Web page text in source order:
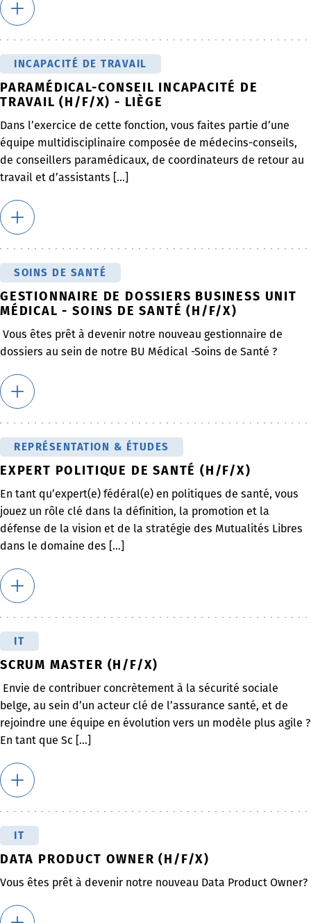
INCAPACITÉ DE TRAVAIL
PARAMÉDICAL-CONSEIL INCAPACITÉ DE
TRAVAIL (H/F/X) - LIÈGE
Dans l’exercice de cette fonction, vous faites partie d’une
équipe multidisciplinaire composée de médecins-conseils,
de conseillers paramédicaux, de coordinateurs de retour au
travail et d’assistants [...]
SOINS DE SANTÉ
GESTIONNAIRE DE DOSSIERS BUSINESS UNIT
MÉDICAL - SOINS DE SANTÉ (H/F/X)
Vous êtes prêt à devenir notre nouveau gestionnaire de
dossiers au sein de notre BU Médical -Soins de Santé ?
REPRÉSENTATION & ÉTUDES
EXPERT POLITIQUE DE SANTÉ (H/F/X)
En tant qu’expert(e) fédéral(e) en politiques de santé, vous
jouez un rôle clé dans la définition, la promotion et la
défense de la vision et de la stratégie des Mutualités Libres
dans le domaine des [...]
IT
SCRUM MASTER (H/F/X)
Envie de contribuer concrètement à la sécurité sociale
belge, au sein d’un acteur clé de l’assurance santé, et de
rejoindre une équipe en évolution vers un modèle plus agile ?
En tant que Sc [...]
IT
DATA PRODUCT OWNER (H/F/X)
Vous êtes prêt à devenir notre nouveau Data Product Owner?